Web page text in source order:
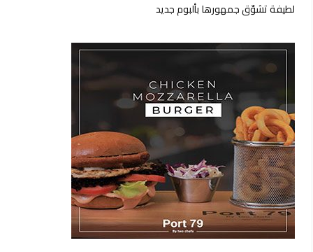
لطيفة تشوّق جمهورها بألبوم جديد